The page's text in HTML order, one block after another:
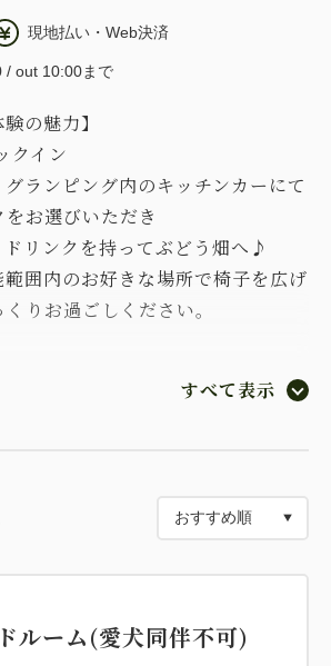
現地払い・Web決済
/ out 10:00まで
の魅力】
クイン
ランピング内のキッチンカーにて
お選びいただき
リンクを持ってぶどう畑へ♪
囲内のお好きな場所で椅子を広げ
りお過ごしください。
でしか体験できない特別な時間をぜ
。
）
すべて表示
ルーム(愛犬同伴不可)